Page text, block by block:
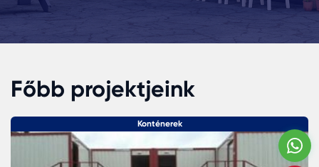
Főbb projektjeink
Konténerek